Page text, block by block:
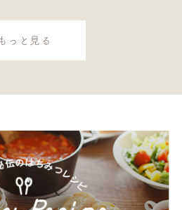
もっと見る